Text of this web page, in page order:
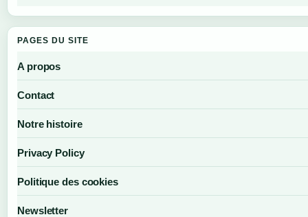
PAGES DU SITE
A propos
Contact
Notre histoire
Privacy Policy
Politique des cookies
Newsletter